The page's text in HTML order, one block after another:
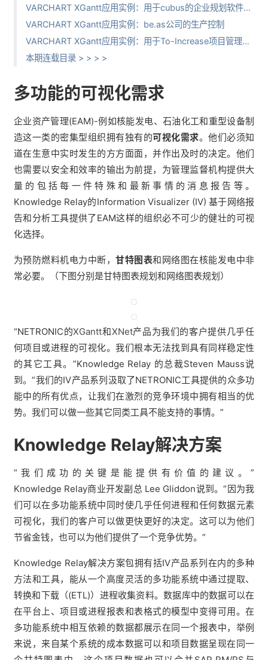
VARCHART XGantt应用实例：用于cubus的企业规划软件outperform
VARCHART XGantt应用实例：be.as公司的生产控制
VARCHART XGantt应用实例：用于To-Increase项目管理图形化
本期连载目录 > > > >
多功能的可视化需求
企业资产管理(EAM)-例如核能发电、石油化工和重型设备制
造这一类的密集型组织拥有独有的可视化需求。他们必须知
道在生意中实时发生的方方面面，并作出及时的决定。他们
也需要以安全和效率的输出为前提，为管理监督机构提供大
量的包括每一件特殊和最新事情的消息报告等。
Knowledge Relay的Information Visualizer (IV) 基于网络报
告和分析工具提供了EAM这样的组织必不可少的健壮的可视
化选择。
为预防燃料机电力中断，甘特图表和网络图在核能发电中非
常必要。（下图分别是甘特图表规划和网络图表规划）
“NETRONIC的XGantt和XNet产品为我们的客户提供几乎任
何项目或进程的可视化。我们根本无法找到具有同样稳定性
的其它工具。”Knowledge Relay 的总裁Steven Mauss说
到。“我们的IV产品系列汲取了NETRONIC工具提供的众多功
能中的所有优点，让我们在激烈的竞争环境中拥有相当的优
势。我们可以做一些其它同类工具不能支持的事情。”
Knowledge Relay解决方案
“我们成功的关键是能提供有价值的建议。”
Knowledge Relay商业开发副总 Lee Gliddon说到。“因为我
们可以在多功能系统中同时使几乎任何进程和任何数据元素
可视化，我们的客户可以做更快更好的决定。这可以为他们
节省金钱，也可以为他们提供了一个竞争优势。”
Knowledge Relay解决方案包拥有括IV产品系列在内的多种
方法和工具，能从一个高度灵活的多功能系统中通过提取、
转换和下载（(ETL)）进程收集资料。数据库中的数据可以在
在平台上、项目或进程报表和表格式的模型中变得可用。在
多功能系统中相互依赖的数据都展示在同一个报表中，举例
来说，来自某个系统的成本数据可以和项目数据呈现在同一